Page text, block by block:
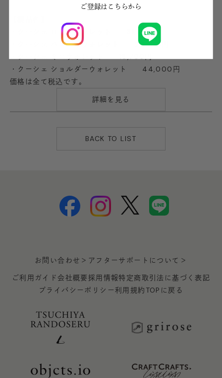
・クーシェ ロングウォレット 31,900円
・クーシェ ハンディウォレット 27,500円
・クーシェ ミニウォレット 18,700円
・クーシェ ショルダーウォレット 44,000円
価格は全て税込です。
詳細を見る
BACK TO LIST
お問い合わせ＞ アフターサポートについて＞
ご利用ガイド会社概要採用情報特定商取引法に基づく表記
プライバシーポリシー利用規約 TOPに戻る
ご登録はこちらから